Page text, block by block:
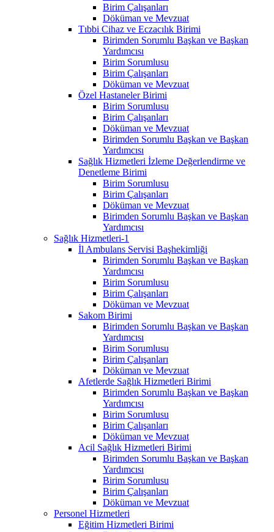
Birim Çalışanları
Döküman ve Mevzuat
Tıbbi Cihaz ve Eczacılık Birimi
Birimden Sorumlu Başkan ve Başkan
Yardımcısı
Birim Sorumlusu
Birim Çalışanları
Döküman ve Mevzuat
Özel Hastaneler Birimi
Birim Sorumlusu
Birim Çalışanları
Döküman ve Mevzuat
Birimden Sorumlu Başkan ve Başkan
Yardımcısı
Sağlık Hizmetleri İzleme Değerlendirme ve
Denetleme Birimi
Birim Sorumlusu
Birim Çalışanları
Döküman ve Mevzuat
Birimden Sorumlu Başkan ve Başkan
Yardımcısı
Sağlık Hizmetleri-1
İl Ambulans Servisi Başhekimliği
Birimden Sorumlu Başkan ve Başkan
Yardımcısı
Birim Sorumlusu
Birim Çalışanları
Döküman ve Mevzuat
Sakom Birimi
Birimden Sorumlu Başkan ve Başkan
Yardımcısı
Birim Sorumlusu
Birim Çalışanları
Döküman ve Mevzuat
Afetlerde Sağlık Hizmetleri Birimi
Birimden Sorumlu Başkan ve Başkan
Yardımcısı
Birim Sorumlusu
Birim Çalışanları
Döküman ve Mevzuat
Acil Sağlık Hizmetleri Birimi
Birimden Sorumlu Başkan ve Başkan
Yardımcısı
Birim Sorumlusu
Birim Çalışanları
Döküman ve Mevzuat
Personel Hizmetleri
Eğitim Hizmetleri Birimi